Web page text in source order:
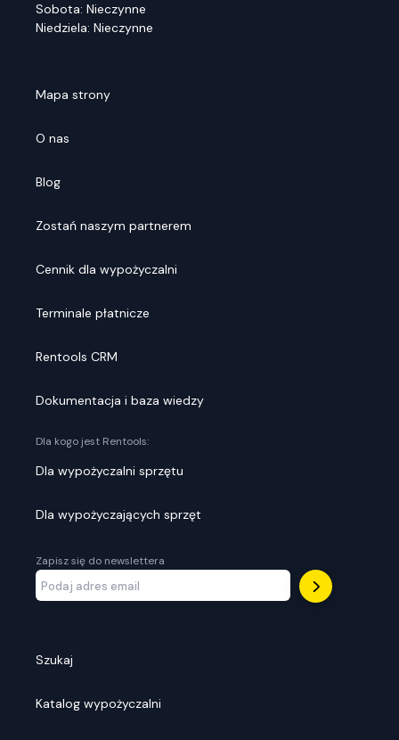
Sobota: Nieczynne
Niedziela: Nieczynne
Mapa strony
O nas
Blog
Zostań naszym partnerem
Cennik dla wypożyczalni
Terminale płatnicze
Rentools CRM
Dokumentacja i baza wiedzy
Dla kogo jest Rentools:
Dla wypożyczalni sprzętu
Dla wypożyczających sprzęt
Zapisz się do newslettera
Szukaj
Katalog wypożyczalni